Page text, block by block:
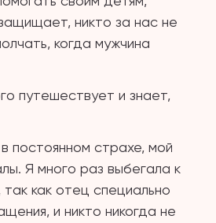
никто за нас не
когда мужчина
путешествует и знает,
постоянном страхе, мой
Я много раз выбегала к
как отец специально
и никто никогда не